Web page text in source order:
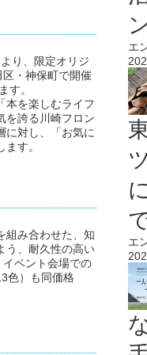
り、限定オリジ
・神保町で開催
す。
本を楽しむライフ
を誇る川崎フロン
に対し、「お気に
す。
組み合わせた、知
う、耐久性の高い
ベント会場での
色）も同価格
エ
エ